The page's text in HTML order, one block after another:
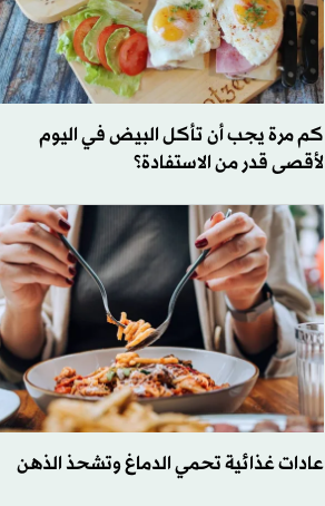
كم مرة يجب أن تأكل البيض في اليوم
لأقصى قدر من الاستفادة؟
عادات غذائية تحمي الدماغ وتشحذ الذهن